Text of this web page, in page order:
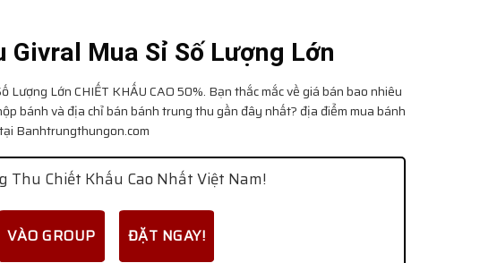
Givral Mua Sỉ Số Lượng Lớn
Lượng LớnCHIẾT KHẤU CAO 50%. Bạn thắc mắc về giá bán bao nhiêu
bánh và địa chỉ bán bánh trung thu gần đây nhất? địa điểm mua bánh
Banhtrungthungon.com
Thu Chiết Khấu Cao Nhất Việt Nam!
VÀO GROUP ĐẶT NGAY!